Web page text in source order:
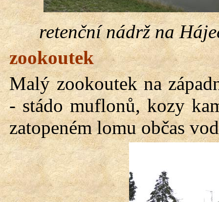
retenční nádrž na
zookoutek
Malý zookoutek na
- stádo muflonů, kozy
zatopeném lomu občas